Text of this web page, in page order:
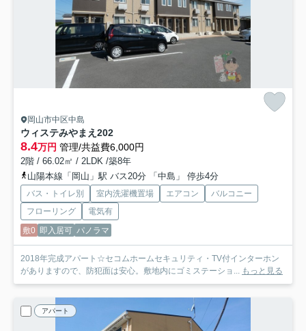
岡山市中区中島
ウィステみやまえ 202
8.4万円 管理/共益費6,000円
2階 / 66.02㎡ / 2LDK /築8年
山陽本線「岡山」駅 バス20分 「中島」 停歩4分
バス・トイレ別 室内洗濯機置場 エアコン
バルコニー
フローリング
電気有
敷0 即入居可 パノラマ
2018年完成アパート☆セコムホームセキュリティ・TV付インターホン
がありますので、防犯面は安心。敷地内にゴミステーショ... もっと見る
アパート